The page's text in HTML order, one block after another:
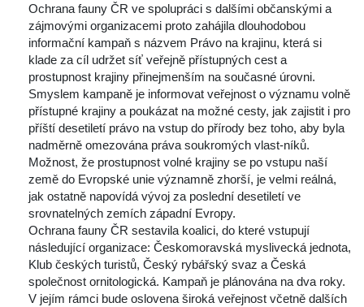
Ochrana fauny ČR ve spolupráci s dalšími občanskými a
zájmovými organizacemi proto zahájila dlouhodobou
informační kampaň s názvem Právo na krajinu, která si
klade za cíl udržet síť veřejně přístupných cest a
prostupnost krajiny přinejmenším na současné úrovni.
Smyslem kampaně je informovat veřejnost o významu volně
přístupné krajiny a poukázat na možné cesty, jak zajistit i pro
příští desetiletí právo na vstup do přírody bez toho, aby byla
nadměrně omezována práva soukromých vlast-níků.
Možnost, že prostupnost volné krajiny se po vstupu naší
země do Evropské unie významně zhorší, je velmi reálná,
jak ostatně napovídá vývoj za poslední desetiletí ve
rovnatelných zemích západní Evropy.
Ochrana fauny ČR sestavila koalici, do které vstupují
následující organizace: Českomoravská myslivecká jednota,
Klub českých turistů, Český rybářský svaz a Česká
polečnost ornitologická. Kampaň je plánována na dva roky.
V jejím rámci bude oslovena široká veřejnost včetně dalších